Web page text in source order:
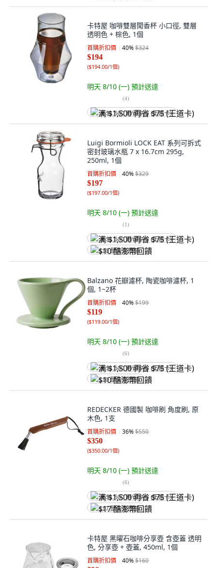
卡特屋 咖啡雙層聞香杯 小口徑, 雙層
透明色 + 棕色, 1個
首購折扣價 40%$324
$194
($194.00/1個)
明天 8/10 (一) 預計送達
(4)
满 $1,500 再省 $75 (王道卡)
Luigi Bormioli LOCK EAT 系列可拆式
密封玻璃水瓶 7 x 16.7cm 295g,
250ml, 1個
首購折扣價 40%$329
$197
($197.00/1個)
明天 8/10 (一) 預計送達
(1)
满 $1,500 再省 $75 (王道卡)
$10 酷澎幣回饋
Balzano 花瓣濾杯, 陶瓷咖啡濾杯, 1
個, 1~2杯
首購折扣價 40%$199
$119
($119.00/1個)
明天 8/10 (一) 預計送達
(6)
满 $1,500 再省 $75 (王道卡)
$10 酷澎幣回饋
REDECKER 德國製 咖啡刷 角度刷, 原
木色, 1支
首購折扣價 36%$550
$350
($350.00/1個)
明天 8/10 (一) 預計送達
(6)
满 $1,500 再省 $75 (王道卡)
$17 酷澎幣回饋
卡特屋 黑曜石咖啡分享壺 含壺蓋 透明
色, 分享壺 + 壺蓋, 450ml, 1個
首購折扣價 40%$160